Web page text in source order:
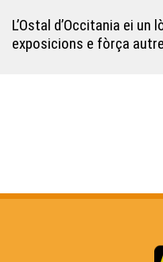
L’Ostal d’Occitania ei
exposicions e fòrça